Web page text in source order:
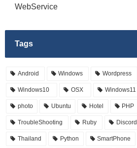
WebService
Tags
Android Windows Wordpress
Windows10 OSX Windows11
photo Ubuntu Hotel PHP
TroubleShooting Ruby Discord
Thailand Python SmartPhone